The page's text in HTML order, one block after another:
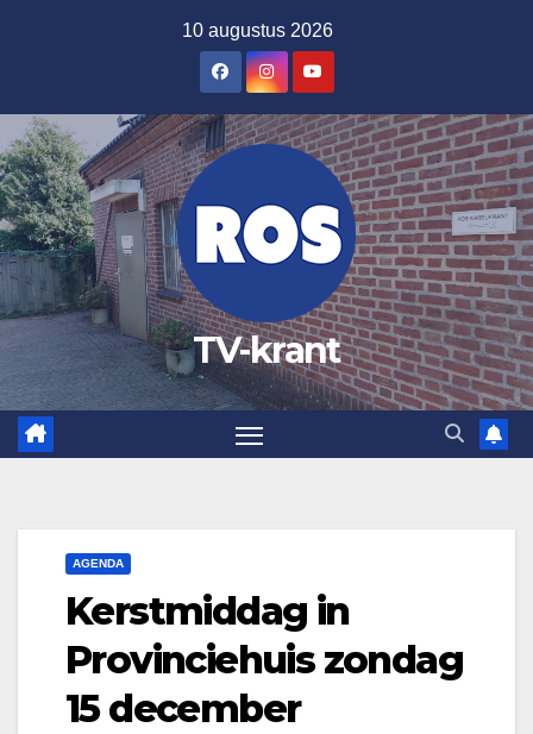
inhoud
10 augustus 2026
TV-krant
AGENDA
Kerstmiddag in
Provinciehuis zondag
15 december